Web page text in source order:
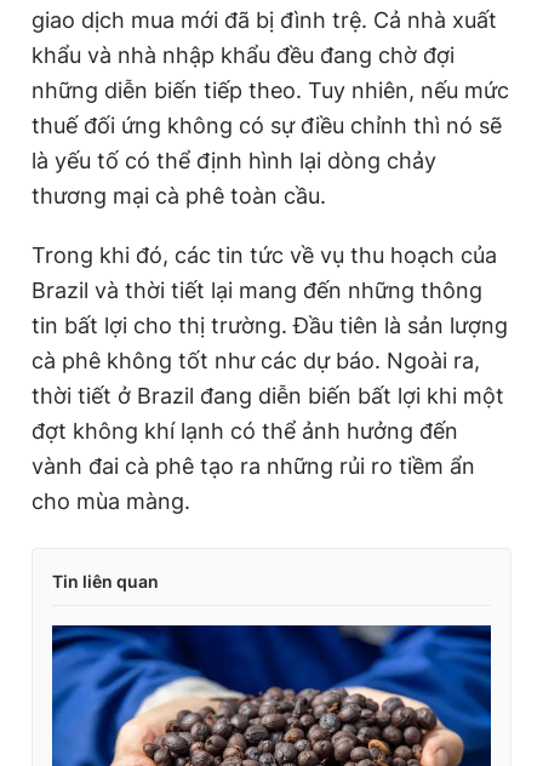
giao dịch mua mới đã bị đình trệ. Cả nhà xuất
khẩu và nhà nhập khẩu đều đang chờ đợi
những diễn biến tiếp theo. Tuy nhiên, nếu mức
thuế đối ứng không có sự điều chỉnh thì nó sẽ
là yếu tố có thể định hình lại dòng chảy
thương mại cà phê toàn cầu.
Trong khi đó, các tin tức về vụ thu hoạch của
Brazil và thời tiết lại mang đến những thông
tin bất lợi cho thị trường. Đầu tiên là sản lượng
cà phê không tốt như các dự báo. Ngoài ra,
thời tiết ở Brazil đang diễn biến bất lợi khi một
đợt không khí lạnh có thể ảnh hưởng đến
vành đai cà phê tạo ra những rủi ro tiềm ẩn
cho mùa màng.
Tin liên quan